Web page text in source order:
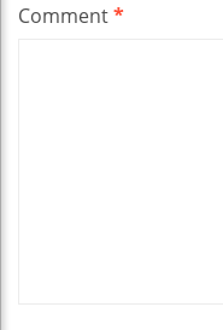
Comment*